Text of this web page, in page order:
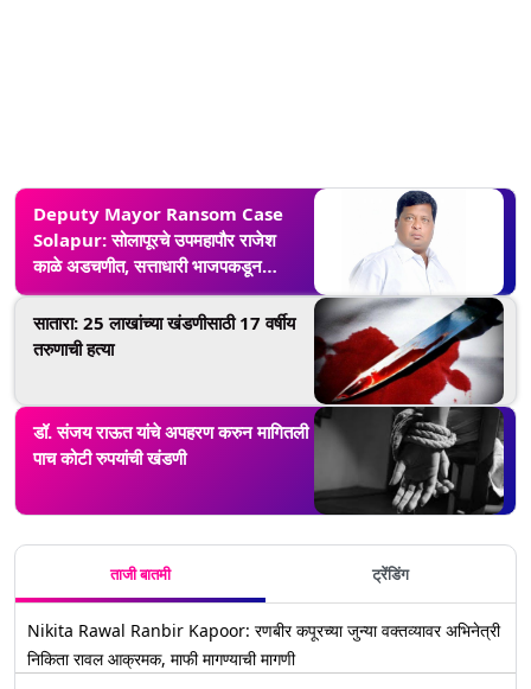
Deputy Mayor Ransom Case
Solapur: सोलापूरचे उपमहापौर राजेश
काळे अडचणीत, सत्ताधारी भाजपकडून
स्वपक्षाच्या उपमहापौरांना बडतर्फीची नोटीस
सातारा: 25 लाखांच्या खंडणीसाठी 17 वर्षीय
तरुणाची हत्या
डॉ. संजय राऊत यांचे अपहरण करुन मागितली
पाच कोटी रुपयांची खंडणी
ताजी बातमी ट्रेंडिंग
Nikita Rawal Ranbir Kapoor: रणबीर कपूरच्या जुन्या वक्तव्यावर अभिनेत्री
निकिता रावल आक्रमक, माफी मागण्याची मागणी